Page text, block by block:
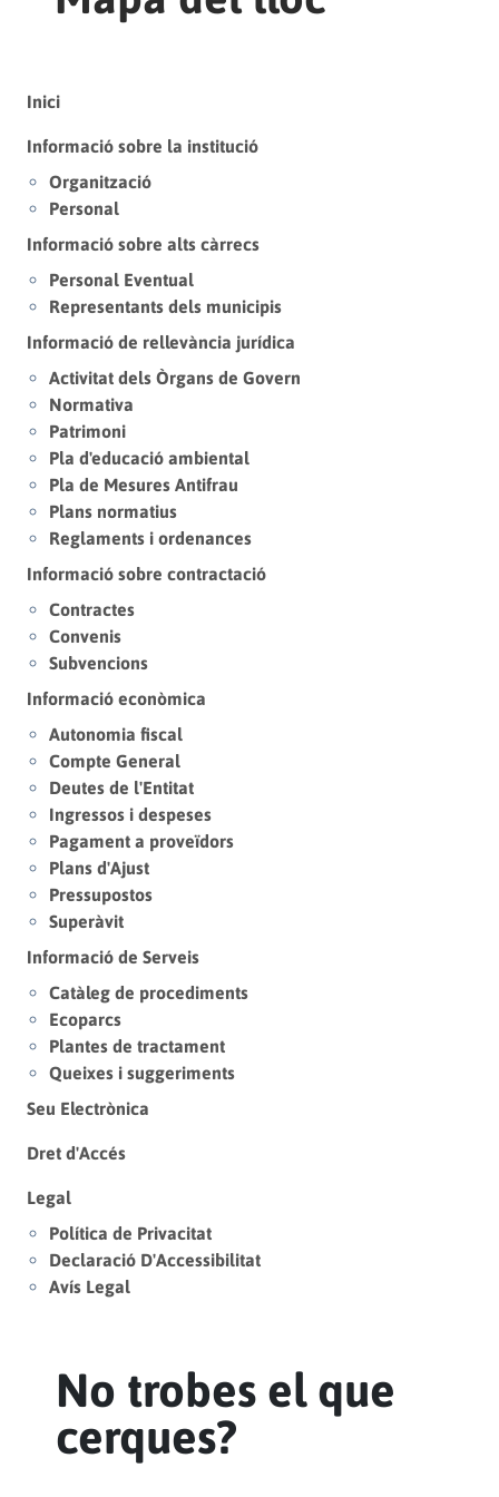
Sitemap menu
Inici
Informació sobre la institució
Organització
Personal
Informació sobre alts càrrecs
Personal Eventual
Representants dels municipis
Informació de rellevància jurídica
Activitat dels Òrgans de Govern
Normativa
Patrimoni
Pla d'educació ambiental
Pla de Mesures Antifrau
Plans normatius
Reglaments i ordenances
Informació sobre contractació
Contractes
Convenis
Subvencions
Informació econòmica
Autonomia fiscal
Compte General
Deutes de l'Entitat
Ingressos i despeses
Pagament a proveïdors
Plans d'Ajust
Pressupostos
Superàvit
Informació de Serveis
Catàleg de procediments
Ecoparcs
Plantes de tractament
Queixes i suggeriments
Seu Electrònica
Dret d'Accés
Legal
Política de Privacitat
Declaració D'Accessibilitat
Avís Legal
No trobes el que
cerques?